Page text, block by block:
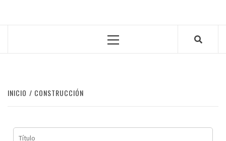
Menú
INICIO CONSTRUCCIÓN